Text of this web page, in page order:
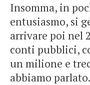
Insomma, in
entusiasmo, si
arrivare poi nel
conti pubblici,
un milione e
abbiamo parlato.